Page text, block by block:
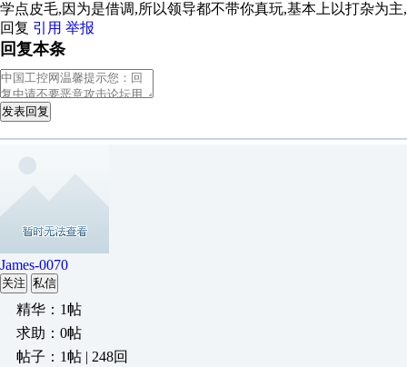
学点皮毛,因为是借调,所以领导都不带你真玩,基本上以打杂为
回复 引用 举报
回复本条
发表回复
James-0070
关注 私信
精华：1帖
求助：0帖
帖子：1帖 | 248回